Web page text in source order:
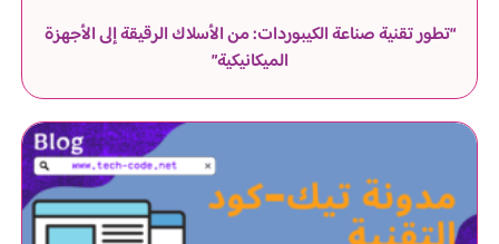
“تطور تقنية صناعة الكيبوردات: من الأسلاك الرقيقة إلى الأجهزة
الميكانيكية”